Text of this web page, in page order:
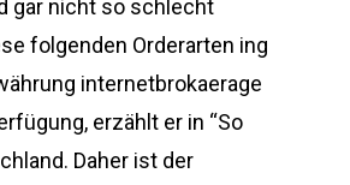
gar nicht so schlecht
folgenden Orderarten ing
internetbrokaerage
erzählt er in “So
Daher ist der